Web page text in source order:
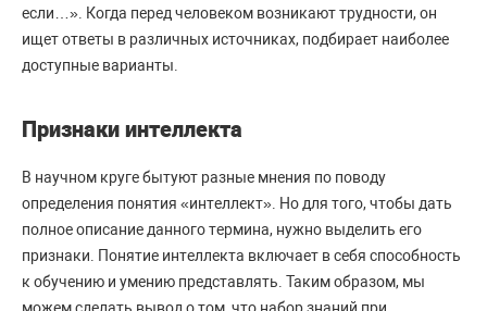
если…». Когда перед человеком возникают трудности, он
ищет ответы в различных источниках, подбирает наиболее
доступные варианты.
Признаки интеллекта
В научном круге бытуют разные мнения по поводу
определения понятия «интеллект». Но для того, чтобы дать
полное описание данного термина, нужно выделить его
признаки. Понятие интеллекта включает в себя способность
к обучению и умению представлять. Таким образом, мы